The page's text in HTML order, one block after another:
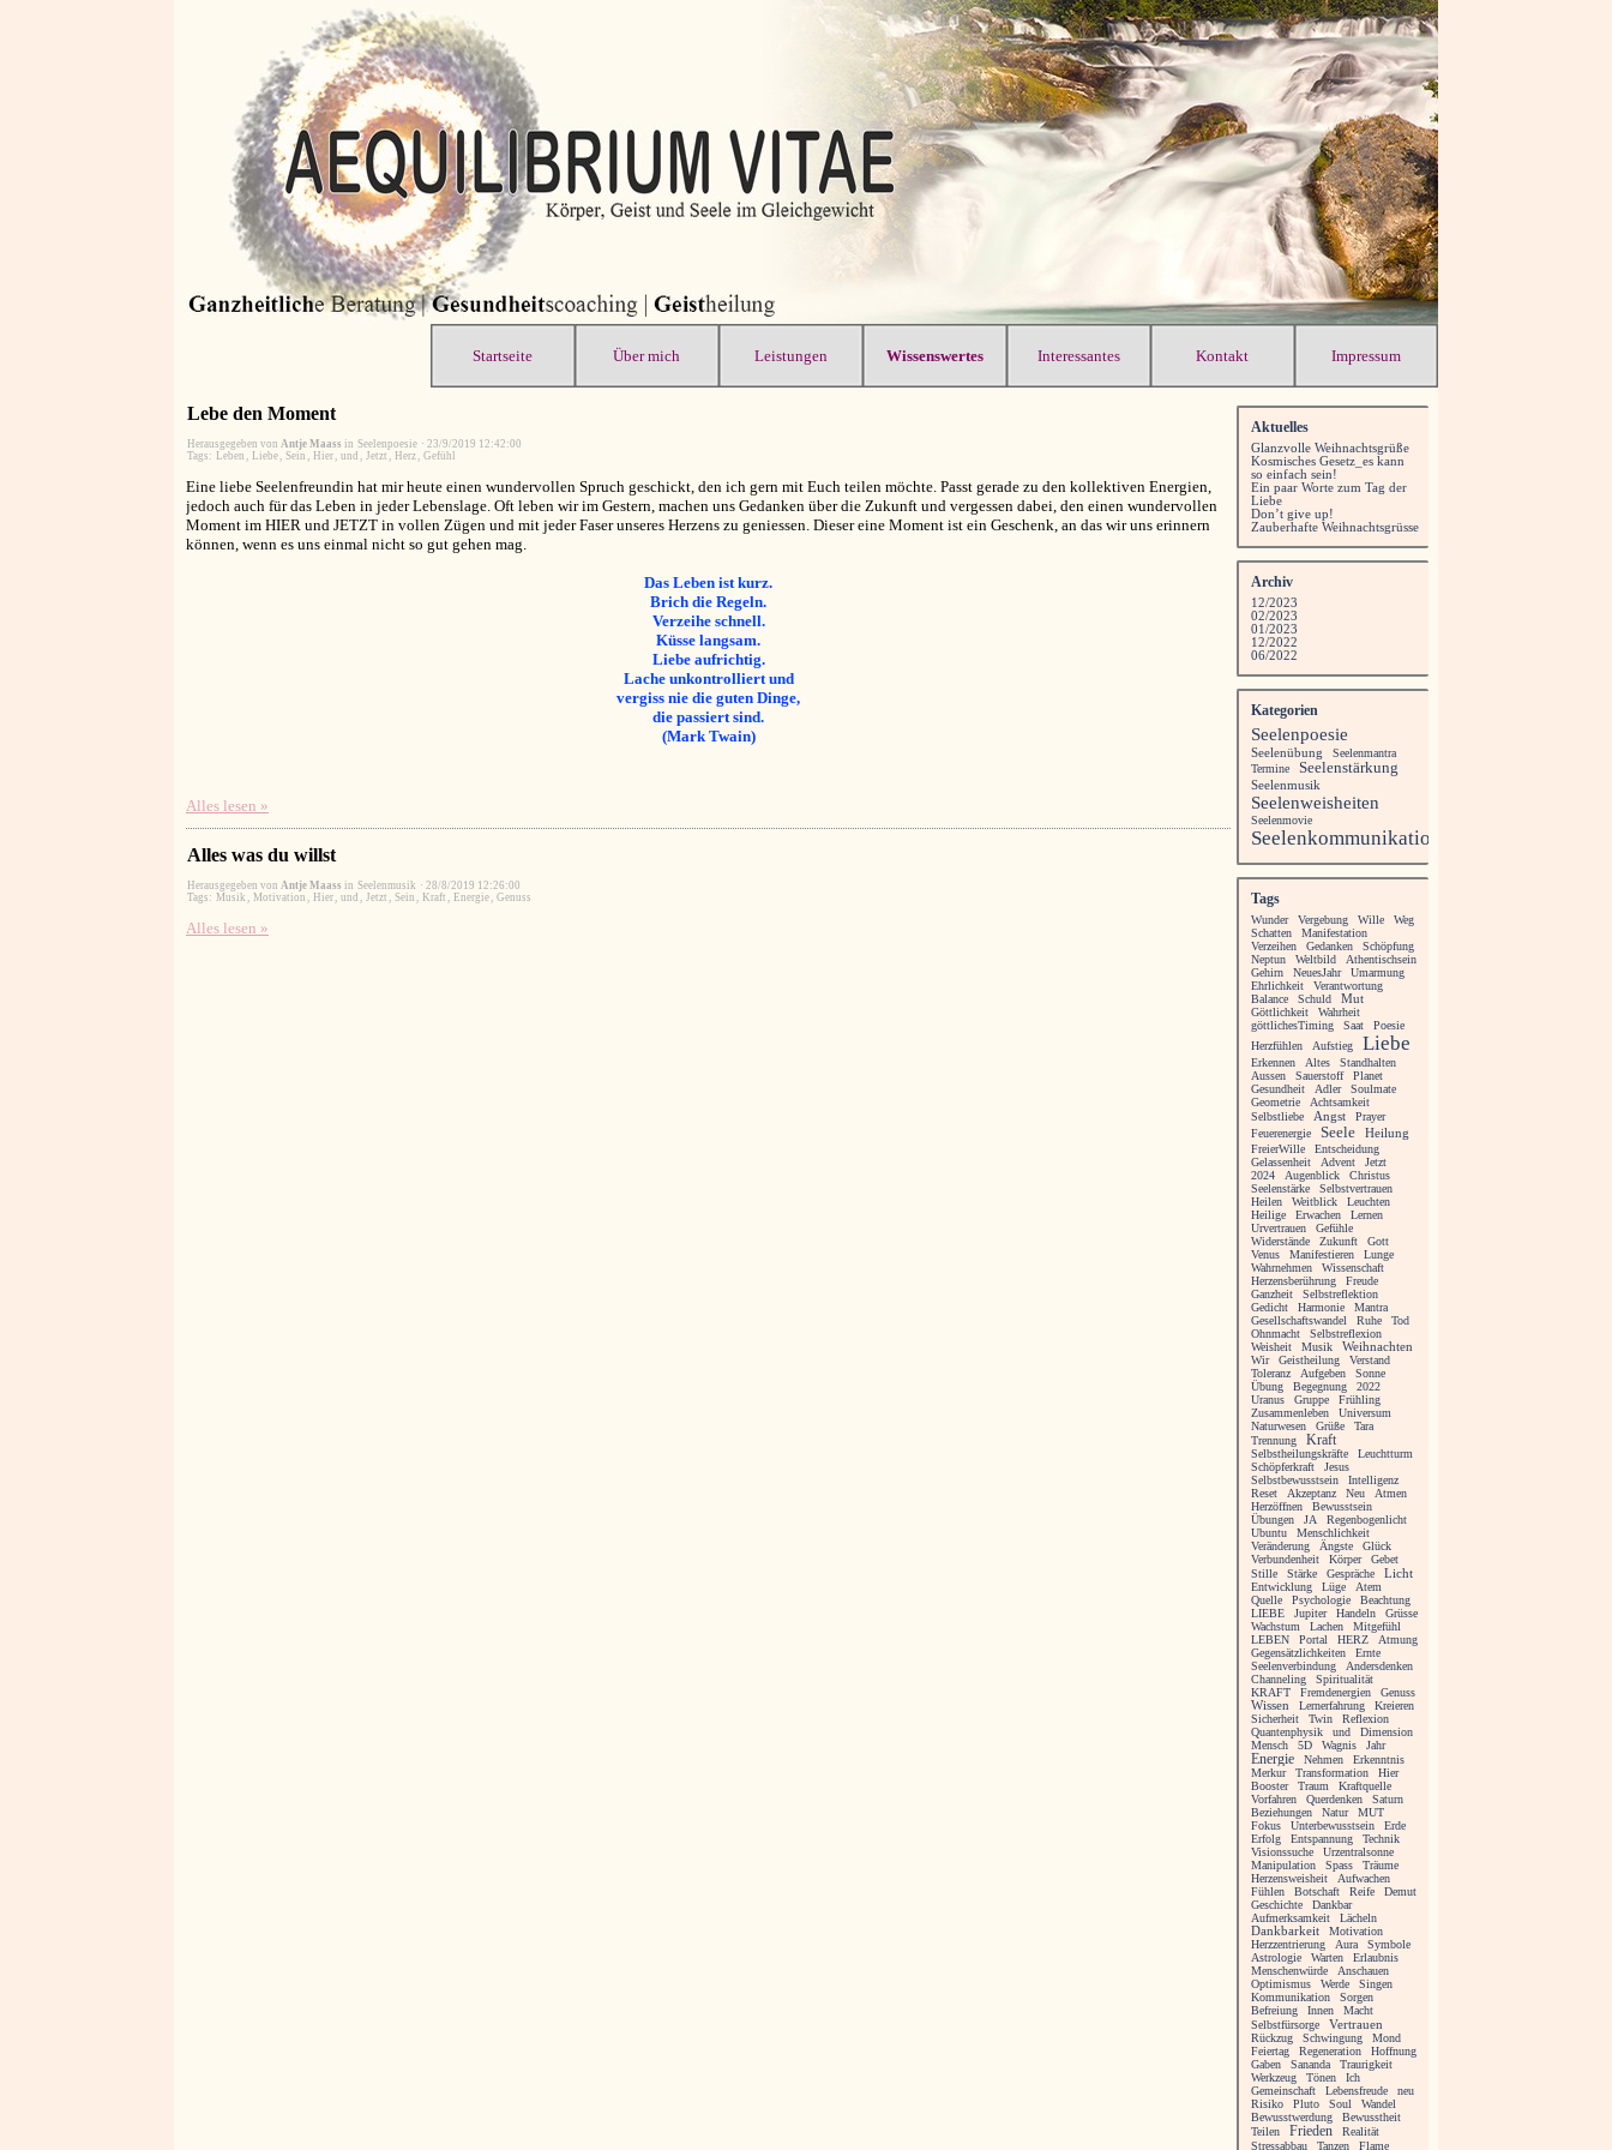
Startseite Über mich Leistungen Wissenswertes Interessantes Kontakt Impressum
Lebe den Moment
Herausgegeben von Antje Maass in Seelenpoesie · 23/9/2019 12:42:00
Tags: Leben , Liebe, Sein , Hier, und , Jetzt , Herz, Gefühl
Eine liebe Seelenfreundin hat mir heute einen wundervollen Spruch geschickt, den ich gern mit Euch teilen möchte. Passt gerade zu den kollektiven Energien,
jedoch auch für das Leben in jeder Lebenslage. Oft leben wir im Gestern, machen uns Gedanken über die Zukunft und vergessen dabei, den einen wundervollen
Moment im HIER und JETZT in vollen Zügen und mit jeder Faser unseres Herzens zu geniessen. Dieser eine Moment ist ein Geschenk, an das wir uns erinnern
können, wenn es uns einmal nicht so gut gehen mag.
Das Leben ist kurz.
Brich die Regeln.
Verzeihe schnell.
Küsse langsam.
Liebe aufrichtig.
Lache unkontrolliert und
vergiss nie die guten Dinge,
die passiert sind.
(Mark Twain)
Alles lesen »
Alles was du willst
Herausgegeben von Antje Maass in Seelenmusik · 28/8/2019 12:26:00
Tags: Musik , Motivation , Hier, und , Jetzt , Sein , Kraft , Energie, Genuss
Alles lesen »
Aktuelles
Glanzvolle Weihnachtsgrüße
Kosmisches Gesetz_es kann
so einfach sein!
Ein paar Worte zum Tag der
Liebe
Don’t give up!
Zauberhafte Weihnachtsgrüsse
Archiv
12/2023
02/2023
01/2023
12/2022
06/2022
Kategorien
Seelenpoesie
Seelenübung
Seelenmantra
Termine
Seelenstärkung
Seelenmusik
Seelenweisheiten
Seelenmovie
Seelenkommunikation
Tags
Wunder Vergebung Wille
Weg
Schatten
Manifestation
Verzeihen
Gedanken
Schöpfung
Neptun
Weltbild
Athentischsein
Gehirn
NeuesJahr
Umarmung
Ehrlichkeit
Verantwortung
Balance
Schuld
Mut
Göttlichkeit
Wahrheit
göttlichesTiming
Saat
Poesie
Herzfühlen
Aufstieg Liebe
Erkennen Altes
Standhalten
Aussen
Sauerstoff
Planet
Gesundheit
Adler
Soulmate
Geometrie
Achtsamkeit
Selbstliebe
Angst
Prayer
Feuerenergie
Seele Heilung
FreierWille
Entscheidung
Gelassenheit
Advent
Jetzt
2024
Augenblick
Christus
Seelenstärke
Selbstvertrauen
Heilen
Weitblick
Leuchten
Heilige
Erwachen
Lernen
Urvertrauen
Gefühle
Widerstände
Zukunft
Gott
Venus
Manifestieren
Lunge
Wahrnehmen
Wissenschaft
Herzensberührung
Freude
Ganzheit
Selbstreflektion
Gedicht
Harmonie
Mantra
Gesellschaftswandel
Ruhe
Tod
Ohnmacht
Selbstreflexion
Weisheit
Musik
Weihnachten
Wir
Geistheilung
Verstand
Toleranz
Aufgeben
Sonne
Übung
Begegnung
2022
Uranus
Gruppe
Frühling
Zusammenleben
Universum
Naturwesen
Grüße
Tara
Trennung
Kraft
Selbstheilungskräfte
Leuchtturm
Schöpferkraft
Jesus
Selbstbewusstsein
Intelligenz
Reset
Akzeptanz Neu
Atmen
Herzöffnen
Bewusstsein
Übungen
JA
Regenbogenlicht
Ubuntu
Menschlichkeit
Veränderung
Ängste
Glück
Verbundenheit
Körper
Gebet
Stille
Stärke Gespräche Licht
Entwicklung Lüge
Atem
Quelle
Psychologie
Beachtung
LIEBE
Jupiter Handeln
Grüsse
Wachstum
Lachen
Mitgefühl
LEBEN
Portal HERZ
Atmung
Gegensätzlichkeiten
Ernte
Seelenverbindung
Andersdenken
Channeling
Spiritualität
KRAFT
Fremdenergien
Genuss
Wissen
Lernerfahrung
Kreieren
Sicherheit
Twin
Reflexion
Quantenphysik
und
Dimension
Mensch
5D Wagnis Jahr
Energie Nehmen
Erkenntnis
Merkur
Transformation
Hier
Booster
Traum
Kraftquelle
Vorfahren
Querdenken
Saturn
Beziehungen
Natur
MUT
Fokus
Unterbewusstsein
Erde
Erfolg
Entspannung
Technik
Visionssuche
Urzentralsonne
Manipulation
Spass
Träume
Herzensweisheit
Aufwachen
Fühlen
Botschaft Reife
Demut
Geschichte
Dankbar
Aufmerksamkeit
Lächeln
Dankbarkeit
Motivation
Herzzentrierung
Aura
Symbole
Astrologie
Warten
Erlaubnis
Menschenwürde
Anschauen
Optimismus
Werde
Singen
Kommunikation
Sorgen
Befreiung
Innen
Macht
Selbstfürsorge
Vertrauen
Rückzug Schwingung
Mond
Feiertag
Regeneration
Hoffnung
Gaben
Sananda
Traurigkeit
Werkzeug
Tönen
Ich
Gemeinschaft
Lebensfreude
neu
Risiko
Pluto Soul
Wandel
Bewusstwerdung
Bewusstheit
Teilen
Frieden
Realität
Stressabbau
Tanzen Flame